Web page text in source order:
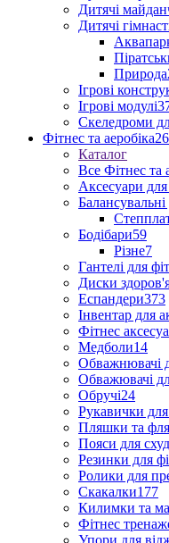
Дитячі
Дитячі
Природа
Ігрові
Ігрові модулі
Скеледроми
Фітнес та аеробіка
Каталог
Все Фітнес та
Аксесуари для
Бодібари59
Різне7
Гантелі для
Диски
Еспандери373
Інвентар для
Фітнес
Медболи14
Обважнювачі
Обважювачі
Обручі24
Рукавички для
Пляшки та
Пояси для
Резинки для
Ролики для
Скакалки177
Килимки та
Фітнес
Упори для